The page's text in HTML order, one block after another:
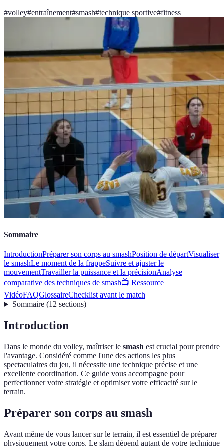
#volley#entraînement#smash#technique sportive#fitness
Sommaire
IntroductionPréparer son corps au smashPosition de départVisualiser
le smashLe moment de la frappeSuivre et ajuster le
mouvementTravailler la puissance et la précisionAnalyse
comparative des techniques de smash📺 Ressource
VidéoFAQGlossaireChecklist avant le match
Sommaire(12 sections)
Introduction
Dans le monde du volley, maîtriser le smash est crucial pour prendre
l'avantage. Considéré comme l'une des actions les plus
spectaculaires du jeu, il nécessite une technique précise et une
excellente coordination. Ce guide vous accompagne pour
perfectionner votre stratégie et optimiser votre efficacité sur le
terrain.
Préparer son corps au smash
Avant même de vous lancer sur le terrain, il est essentiel de préparer
physiquement votre corps. Le slam dépend autant de votre technique